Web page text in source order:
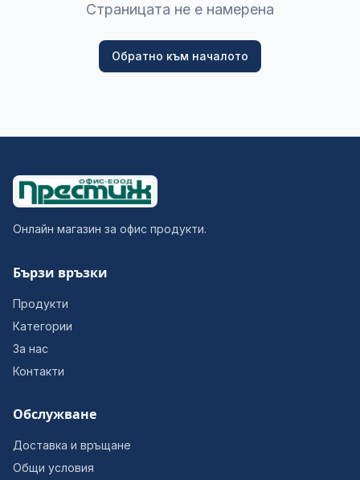
Страницата не е намерена
Обратно към началото
Онлайн магазин за офис продукти.
Бързи връзки
Продукти
Категории
За нас
Контакти
Обслужване
Доставка и връщане
Общи условия